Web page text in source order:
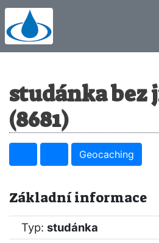
studánka bez
(8681)
Geocaching
Základní informace
Typ: studánka